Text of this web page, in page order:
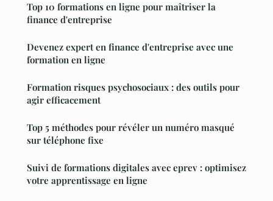
Top 10 formations en ligne pour maîtriser la
finance d'entreprise
Devenez expert en finance d'entreprise avec une
formation en ligne
Formation risques psychosociaux : des outils pour
agir efficacement
Top 5 méthodes pour révéler un numéro masqué
sur téléphone fixe
Suivi de formations digitales avec eprev : optimisez
votre apprentissage en ligne